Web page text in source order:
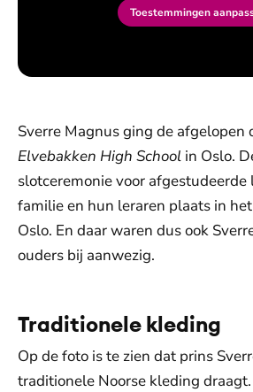
Toestemmingen
Sverre Magnus ging de afgelopen
Elvebakken High School in Oslo.
slotceremonie voor
familie en hun leraren plaats in
Oslo. En daar waren dus ook
ouders bij aanwezig.
Traditionele kleding
Op de foto is te zien dat prins
traditionele Noorse kleding